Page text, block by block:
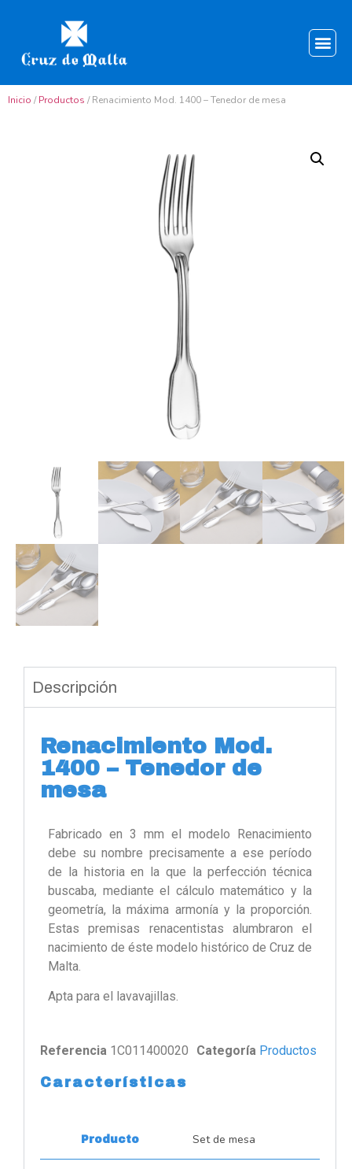
Inicio /Productos / Renacimiento Mod. 1400 – Tenedor de mesa
Descripción
Renacimiento Mod.
1400 – Tenedor de
mesa
Fabricado en 3 mm el modelo Renacimiento
debe su nombre precisamente a ese período
de la historia en la que la perfección técnica
buscaba, mediante el cálculo matemático y la
geometría, la máxima armonía y la proporción.
Estas premisas renacentistas alumbraron el
nacimiento de éste modelo histórico de Cruz de
Malta.
Apta para el lavavajillas.
Referencia 1C011400020 Categoría Productos
Características
Producto Set de mesa